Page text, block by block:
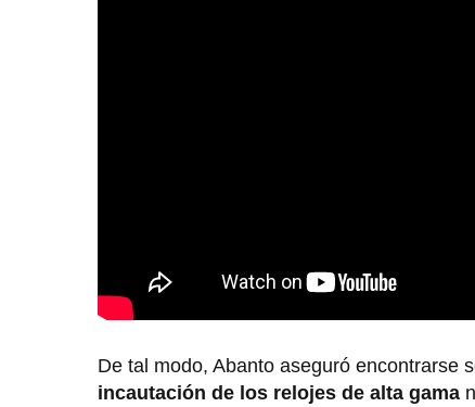
De tal modo, Abanto aseguró encontrarse
incautación de los relojes de alta gama